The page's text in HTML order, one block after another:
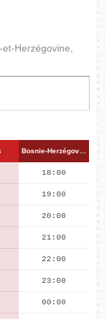
Herzégovine,
Bosnie-Herzégovine
18:00
19:00
20:00
21:00
22:00
23:00
00:00